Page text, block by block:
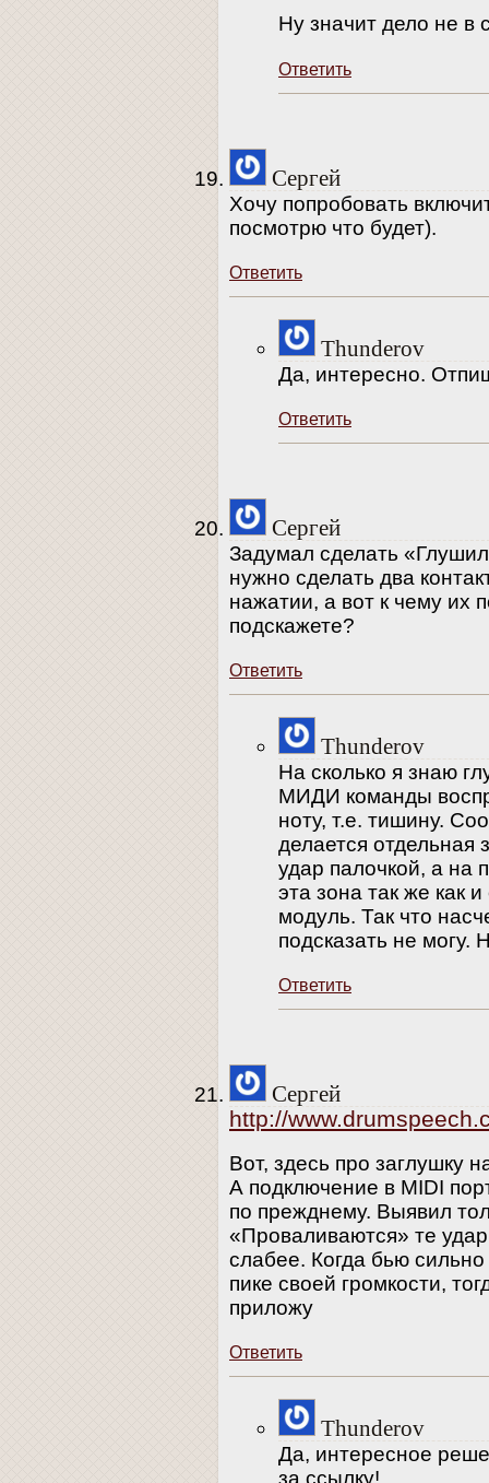
Ну значит дело не в
Ответить
Сергей
Хочу попробовать
посмотрю что будет).
Ответить
Thunderov
Да, интересно.
Ответить
Сергей
Задумал сделать
нужно сделать два
нажатии, а вот к чему их
подскажете?
Ответить
Thunderov
На сколько я знаю
МИДИ команды
ноту, т.е. тишину.
делается
удар палочкой, а на
эта зона так же как
модуль. Так что
подсказать не
Ответить
Сергей
http://
Вот, здесь про заглушку
А подключение в MIDI
по прежднему. Выявил
«Проваливаются» те
слабее. Когда бью
пике своей громкости,
приложу
Ответить
Thunderov
Да, интересное
за ссылку!